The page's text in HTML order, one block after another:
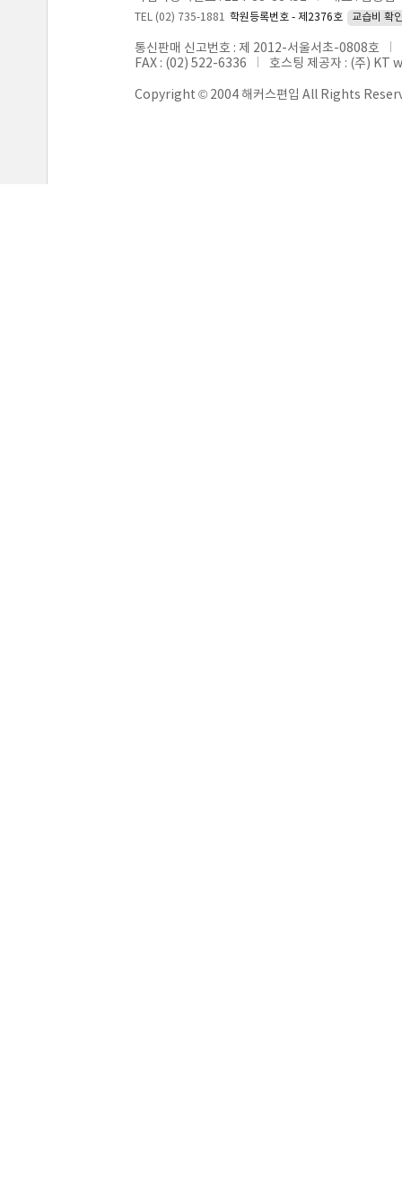
TEL (02) 735-1881 학원등록번호 - 제2376호 교습비 확
통신판매 신고번호 : 제 2012-서울서초-0808호
FAX : (02) 522-6336
호스팅 제공자 : (주)
Copyright © 2004 해커스편입 All Rights